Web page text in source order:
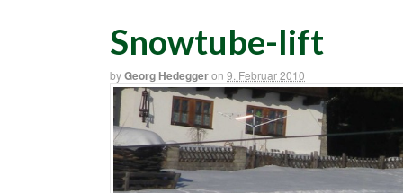
Snowtube-lift
byGeorg Hedeggeron 9. Februar 2010